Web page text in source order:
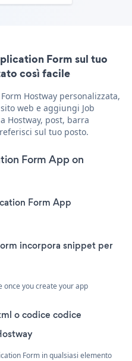
Form sul tuo
così facile
Hostway personalizzata,
web e aggiungi Job
Hostway, post, barra
sul tuo posto.
Form App on
Form App
incorpora snippet per
once you create your app
o codice codice
Form in qualsiasi elemento